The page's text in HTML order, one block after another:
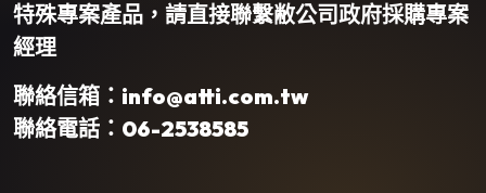
特殊專案產品，請直接聯繫敝公司政府採購專案
經理
聯絡信箱：info@atti.com.tw
聯絡電話：06-2538585